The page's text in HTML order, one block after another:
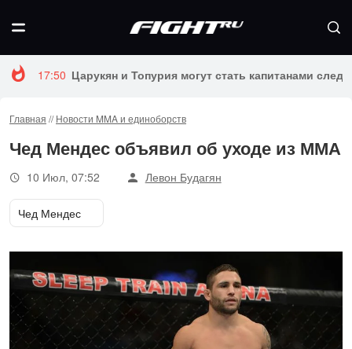
17:50 Царукян и Топурия могут стать капитанами
Главная //Новости MMA и единоборств
Чед Мендес объявил об уходе из ММА
10 Июл, 07:52 Левон Будагян
Чед Мендес